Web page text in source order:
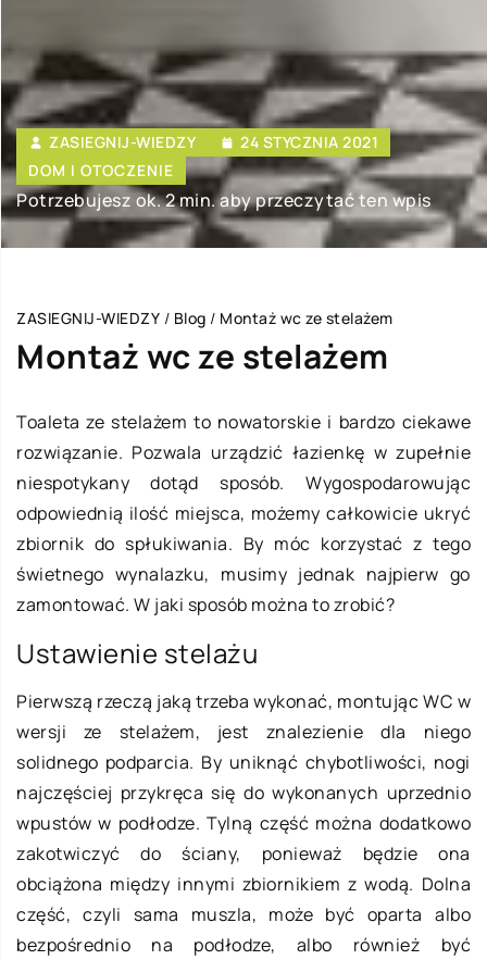
ZASIEGNIJ-WIEDZY
24 STYCZNIA 2021
DOM I OTOCZENIE
Potrzebujesz ok. 2 min. aby przeczytać ten wpis
ZASIEGNIJ-WIEDZY / Blog / Montaż wc ze stelażem
Montaż wc ze stelażem
Toaleta ze stelażem to nowatorskie i bardzo ciekawe
rozwiązanie. Pozwala urządzić łazienkę w zupełnie
niespotykany dotąd sposób. Wygospodarowując
odpowiednią ilość miejsca, możemy całkowicie ukryć
zbiornik do spłukiwania. By móc korzystać z tego
świetnego wynalazku, musimy jednak najpierw go
zamontować. W jaki sposób można to zrobić?
Ustawienie stelażu
Pierwszą rzeczą jaką trzeba wykonać, montując WC w
wersji ze stelażem, jest znalezienie dla niego
solidnego podparcia. By uniknąć chybotliwości, nogi
najczęściej przykręca się do wykonanych uprzednio
wpustów w podłodze. Tylną część można dodatkowo
zakotwiczyć do ściany, ponieważ będzie ona
obciążona między innymi zbiornikiem z wodą. Dolna
część, czyli sama muszla, może być oparta albo
bezpośrednio na podłodze, albo również być